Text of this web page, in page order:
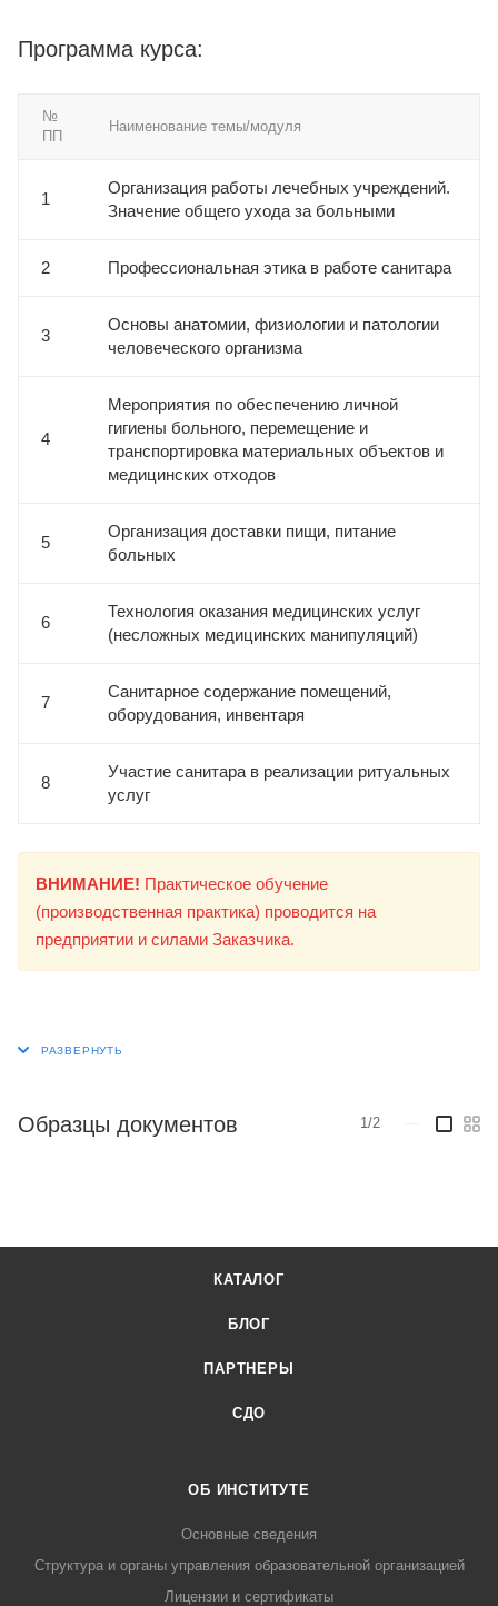
Программа курса:
№
ПП
Наименование темы/модуля
1
Организация работы лечебных учреждений.
Значение общего ухода за больными
2 Профессиональная этика в работе санитара
3
Основы анатомии, физиологии и патологии
человеческого организма
4
Мероприятия по обеспечению личной
гигиены больного, перемещение и
транспортировка материальных объектов и
медицинских отходов
5
Организация доставки пищи, питание
больных
6
Технология оказания медицинских услуг
(несложных медицинских манипуляций)
7
Санитарное содержание помещений,
оборудования, инвентаря
8
Участие санитара в реализации ритуальных
услуг
ВНИМАНИЕ! Практическое обучение
(производственная практика) проводится на
предприятии и силами Заказчика.
Образцы документов 1/2
КАТАЛОГ
БЛОГ
ПАРТНЕРЫ
СДО
ОБ ИНСТИТУТЕ
Основные сведения
Структура и органы управления образовательной организацией
Лицензии и сертификаты